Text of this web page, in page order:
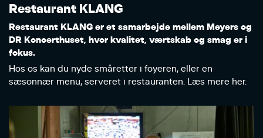
Restaurant KLANG
Restaurant KLANG er et samarbejde mellem Meyers og
DR Koncerthuset, hvor kvalitet, værtskab og smag er i
fokus.
Hos os kan du nyde småretter i foyeren, eller en
sæsonnær menu, serveret i restauranten. Læs mere her.